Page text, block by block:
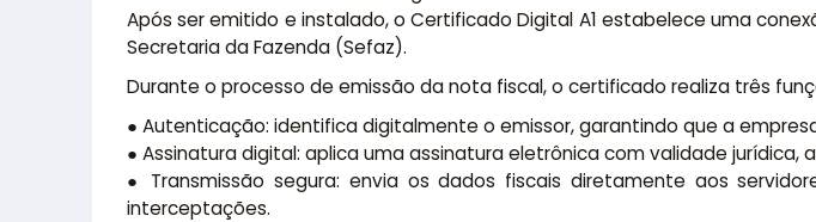
Após ser emitido e instalado, o Certificado Digital A1 estabelece uma
Secretaria da Fazenda (Sefaz).
Durante o processo de emissão da nota fiscal, o certificado realiza três
● Autenticação: identifica digitalmente o emissor, garantindo que a
● Assinatura digital: aplica uma assinatura eletrônica com validade
● Transmissão segura: envia os dados fiscais diretamente aos
interceptações.